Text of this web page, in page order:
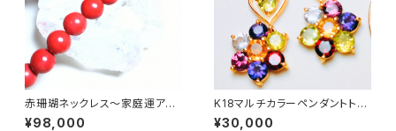
赤珊瑚ネックレス〜家庭運アッ
プ・交通安全〜
¥98,000
K18マルチカラーペンダントトッ
プ〜全体運アップ〜
¥30,000